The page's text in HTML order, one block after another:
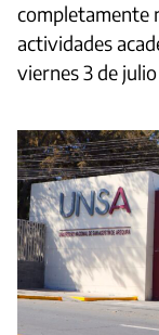
completamente
actividades
viernes 3 de julio